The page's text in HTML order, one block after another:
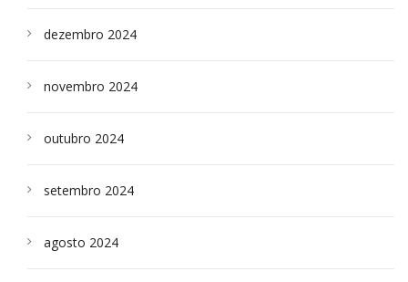
dezembro 2024
novembro 2024
outubro 2024
setembro 2024
agosto 2024